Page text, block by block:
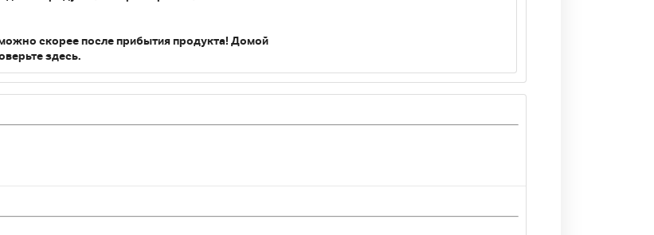
скорее после прибытия продукта! Домой
здесь.